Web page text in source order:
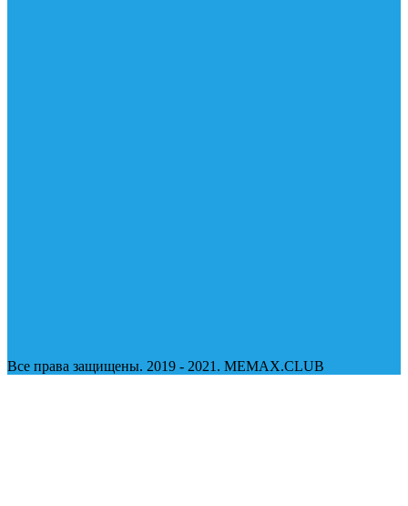
Все права защищены. 2019 - 2021. MEMAX.CLUB